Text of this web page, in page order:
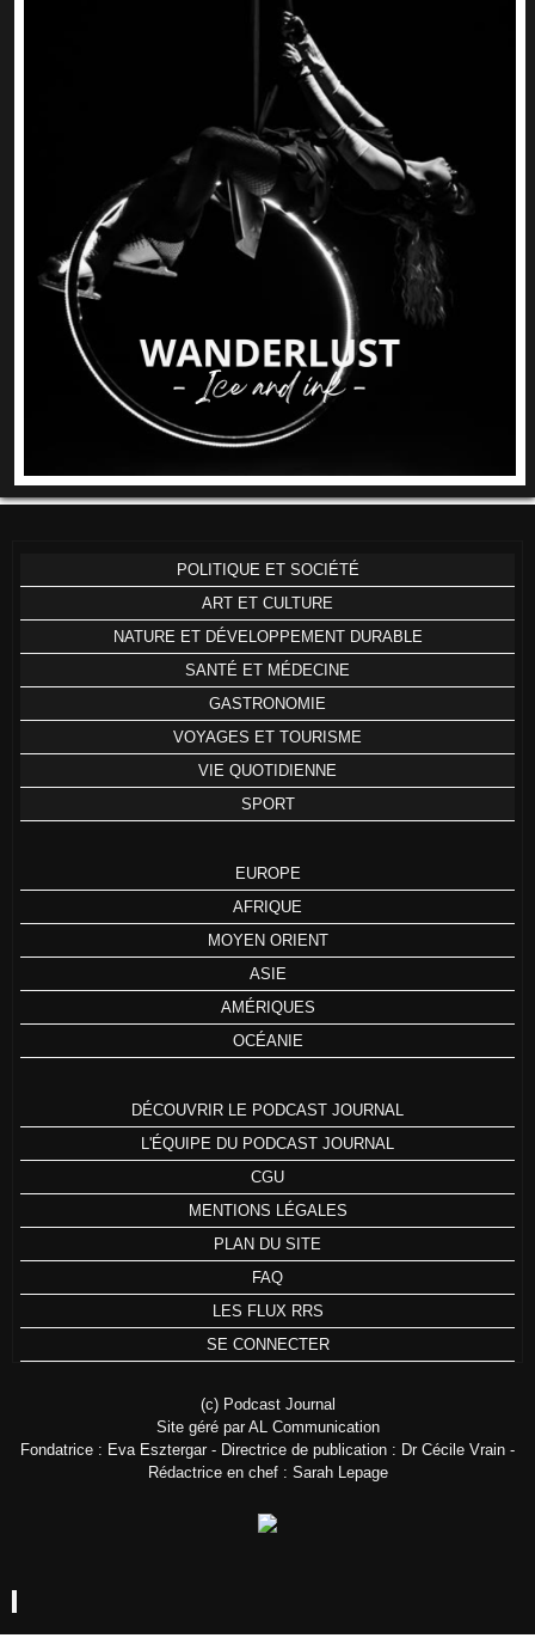
POLITIQUE ET SOCIÉTÉ
ART ET CULTURE
NATURE ET DÉVELOPPEMENT DURABLE
SANTÉ ET MÉDECINE
GASTRONOMIE
VOYAGES ET TOURISME
VIE QUOTIDIENNE
SPORT
EUROPE
AFRIQUE
MOYEN ORIENT
ASIE
AMÉRIQUES
OCÉANIE
DÉCOUVRIR LE PODCAST JOURNAL
L'ÉQUIPE DU PODCAST JOURNAL
CGU
MENTIONS LÉGALES
PLAN DU SITE
FAQ
LES FLUX RRS
SE CONNECTER
(c) Podcast Journal
Site géré par AL Communication
Fondatrice : Eva Esztergar - Directrice de publication : Dr Cécile Vrain -
Rédactrice en chef : Sarah Lepage